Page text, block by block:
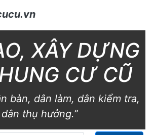
XÂY DỰNG
CƯ CŨ
bàn, dân làm, dân kiểm tra,
dân thụ hưởng.”